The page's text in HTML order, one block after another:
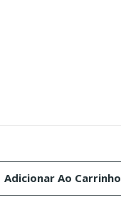
Adicionar Ao Carrinho